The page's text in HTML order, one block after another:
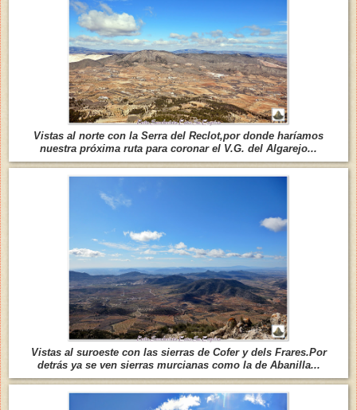
Vistas al norte con la Serra del Reclot,por donde haríamos
nuestra próxima ruta para coronar el V.G. del Algarejo...
Vistas al suroeste con las sierras de Cofer y dels Frares.Por
detrás ya se ven sierras murcianas como la de Abanilla...